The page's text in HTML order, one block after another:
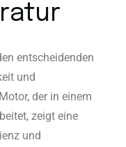
entscheidenden
und
der in einem
zeigt eine
und